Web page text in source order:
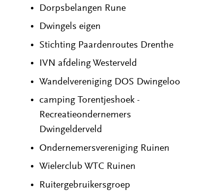
Dorpsbelangen Rune
Dwingels eigen
Stichting Paardenroutes Drenthe
IVN afdeling Westerveld
Wandelvereniging DOS Dwingeloo
camping Torentjeshoek -
Recreatieondernemers
Dwingelderveld
Ondernemersvereniging Ruinen
Wielerclub WTC Ruinen
Ruitergebruikersgroep